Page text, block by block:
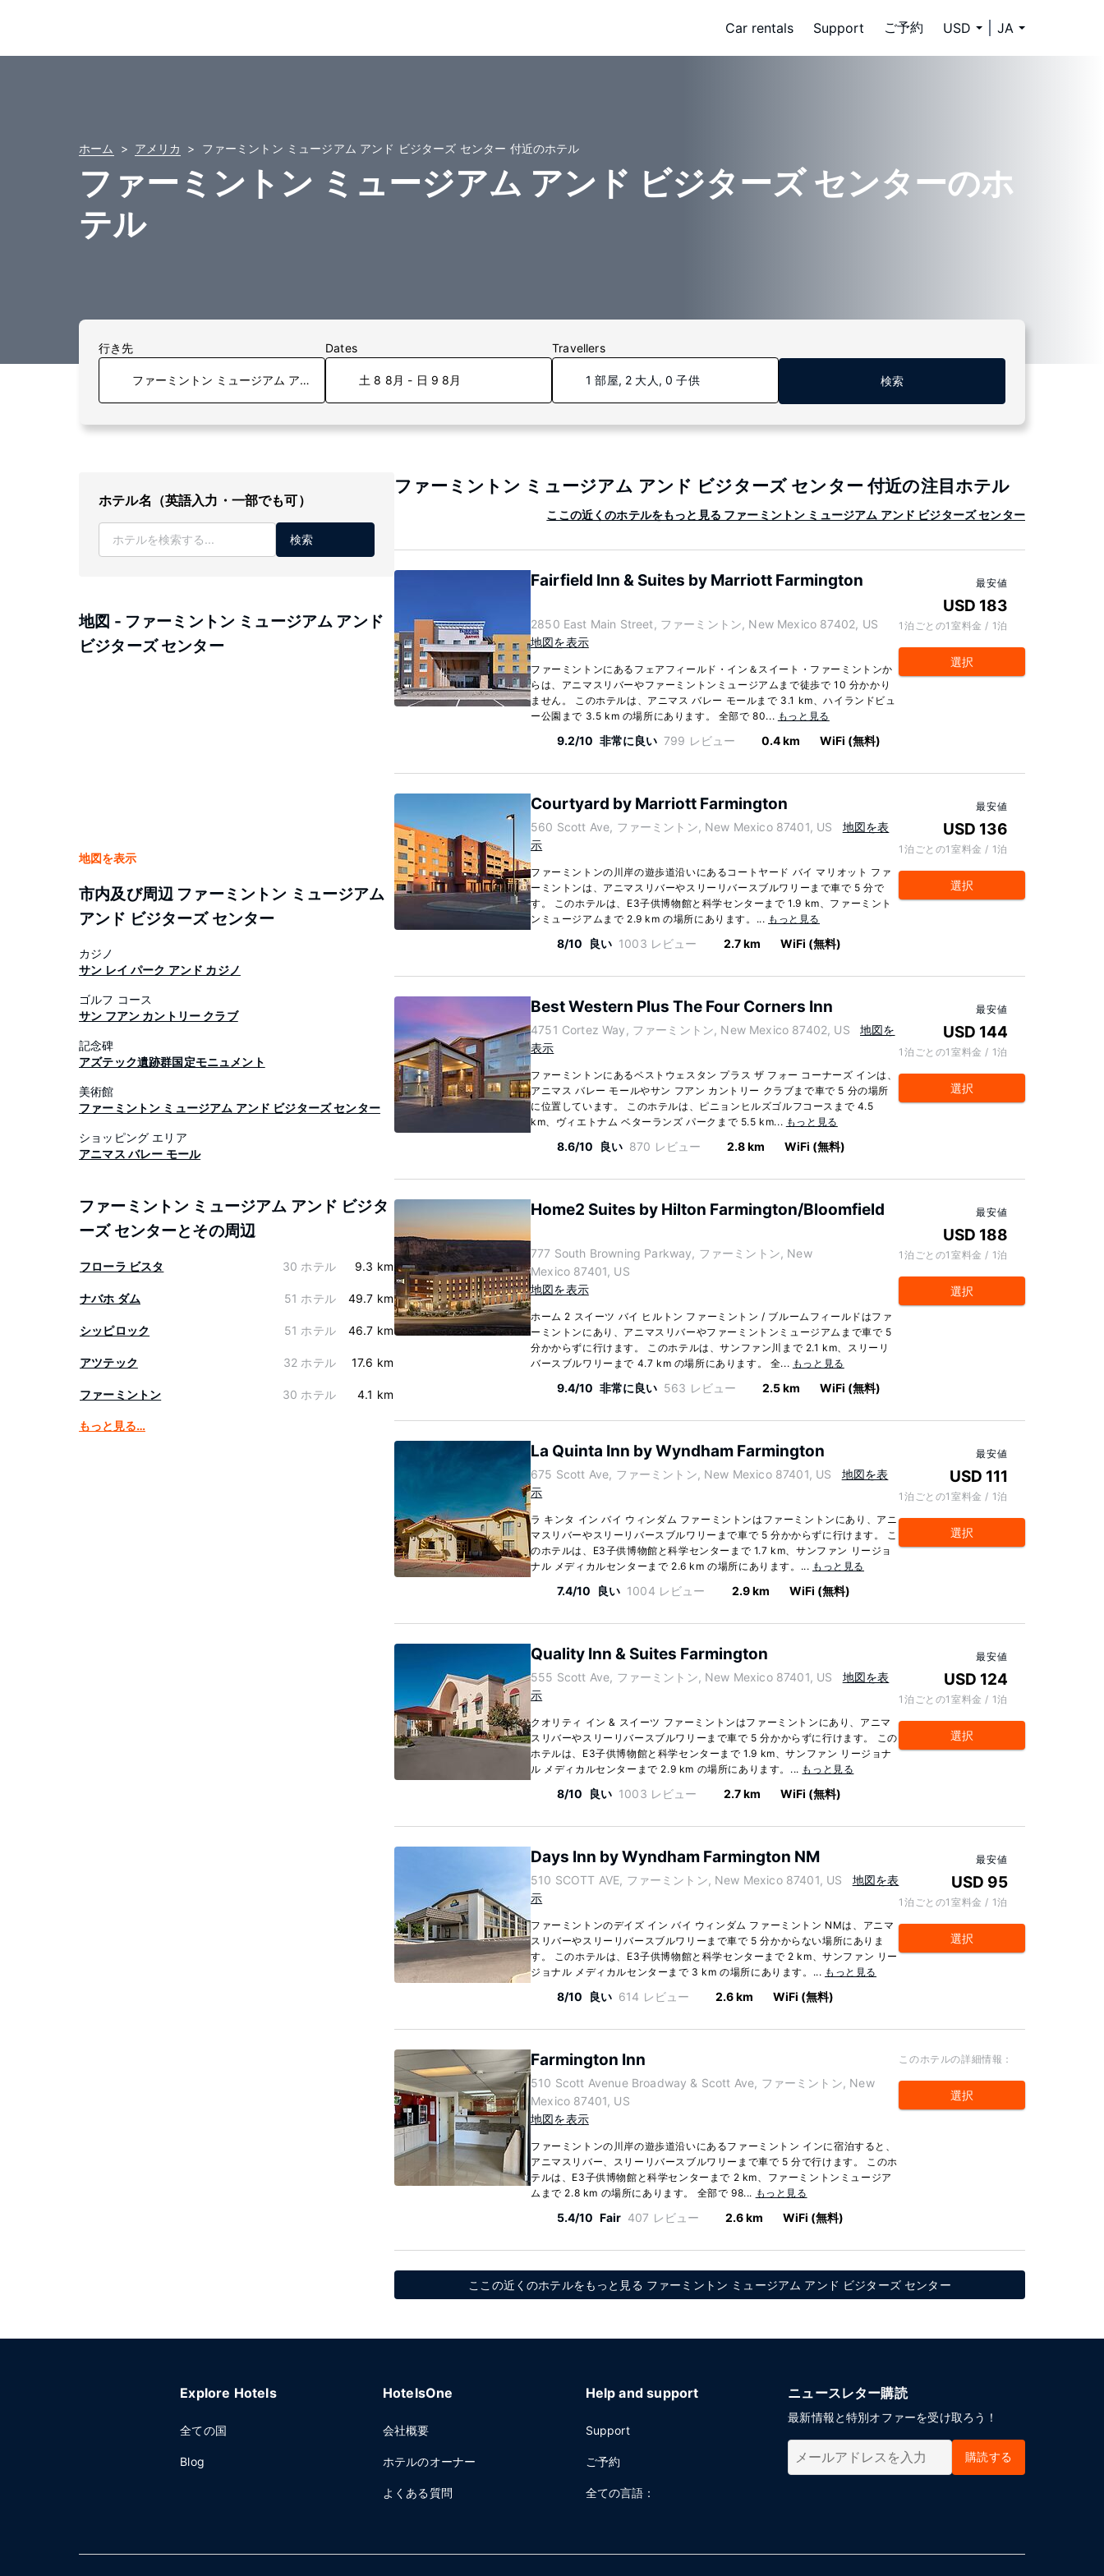
Car rentals Support ご予約 USD JA
ホーム アメリカ ファーミントン ミュージアム アンド ビジターズ センター 付近のホテル
ファーミントン ミュージアム アンド ビジターズ センターのホ
テル
行き先 Dates
土 8 8月 - 日 9 8月
Travellers
1 部屋, 2 大人, 0 子供 検索
ホテル名（英語入力・一部でも可）
検索
地図 - ファーミントン ミュージアム アンド
ビジターズ センター
地図を表示
市内及び周辺 ファーミントン ミュージアム
アンド ビジターズ センター
カジノ
サン レイ パーク アンド カジノ
ゴルフ コース
サン フアン カントリー クラブ
記念碑
アズテック遺跡群国定モニュメント
美術館
ファーミントン ミュージアム アンド ビジターズ センター
ショッピング エリア
アニマス バレー モール
ファーミントン ミュージアム アンド ビジタ
ーズ センターとその周辺
フローラ ビスタ 30 ホテル 9.3 km
ナバホ ダム 51 ホテル 49.7 km
シッピロック 51 ホテル 46.7 km
アツテック 32 ホテル 17.6 km
ファーミントン 30 ホテル 4.1 km
もっと見る…
ファーミントン ミュージアム アンド ビジターズ センター 付近の注目ホテル
ここの近くのホテルをもっと見る ファーミントン ミュージアム アンド ビジターズ センター
Fairfield Inn & Suites by Marriott Farmington
2850 East Main Street, ファーミントン, New Mexico 87402, US
地図を表示
ファーミントンにあるフェアフィールド・イン＆スイート・ファーミントンか
らは、アニマスリバーやファーミントンミュージアムまで徒歩で 10 分かかり
ません。 このホテルは、アニマス バレー モールまで 3.1 km、ハイランドビュ
ー公園まで 3.5 km の場所にあります。 全部で 80... もっと見る
9.2/10 非常に良い 799 レビュー 0.4 km WiFi (無料)
最安値
USD 183
1泊ごとの1室料金 / 1泊
選択
Courtyard by Marriott Farmington
560 Scott Ave, ファーミントン, New Mexico 87401, US
地図を表
示
ファーミントンの川岸の遊歩道沿いにあるコートヤード バイ マリオット ファ
ーミントンは、アニマスリバーやスリーリバースブルワリーまで車で 5 分で
す。 このホテルは、E3子供博物館と科学センターまで 1.9 km、ファーミント
ンミュージアムまで 2.9 km の場所にあります。... もっと見る
8/10 良い 1003 レビュー 2.7 km WiFi (無料)
最安値
USD 136
1泊ごとの1室料金 / 1泊
選択
Best Western Plus The Four Corners Inn
4751 Cortez Way, ファーミントン, New Mexico 87402, US
地図を
表示
ファーミントンにあるベストウェスタン プラス ザ フォー コーナーズ インは、
アニマス バレー モールやサン フアン カントリー クラブまで車で 5 分の場所
に位置しています。 このホテルは、ピニョンヒルズゴルフコースまで 4.5
km、ヴィエトナム ベターランズ パークまで 5.5 km... もっと見る
8.6/10 良い 870 レビュー 2.8 km WiFi (無料)
最安値
USD 144
1泊ごとの1室料金 / 1泊
選択
Home2 Suites by Hilton Farmington/Bloomfield
777 South Browning Parkway, ファーミントン, New
Mexico 87401, US
地図を表示
ホーム 2 スイーツ バイ ヒルトン ファーミントン / ブルームフィールドはファ
ーミントンにあり、アニマスリバーやファーミントンミュージアムまで車で 5
分かからずに行けます。 このホテルは、サンファン川まで 2.1 km、スリーリ
バースブルワリーまで 4.7 km の場所にあります。 全... もっと見る
9.4/10 非常に良い 563 レビュー 2.5 km WiFi (無料)
最安値
USD 188
1泊ごとの1室料金 / 1泊
選択
La Quinta Inn by Wyndham Farmington
675 Scott Ave, ファーミントン, New Mexico 87401, US
地図を表
示
ラ キンタ イン バイ ウィンダム ファーミントンはファーミントンにあり、アニ
マスリバーやスリーリバースブルワリーまで車で 5 分かからずに行けます。 こ
のホテルは、E3子供博物館と科学センターまで 1.7 km、サンファン リージョ
ナル メディカルセンターまで 2.6 km の場所にあります。... もっと見る
7.4/10 良い 1004 レビュー 2.9 km WiFi (無料)
最安値
USD 111
1泊ごとの1室料金 / 1泊
選択
Quality Inn & Suites Farmington
555 Scott Ave, ファーミントン, New Mexico 87401, US
地図を表
示
クオリティ イン & スイーツ ファーミントンはファーミントンにあり、アニマ
スリバーやスリーリバースブルワリーまで車で 5 分かからずに行けます。 この
ホテルは、E3子供博物館と科学センターまで 1.9 km、サンファン リージョナ
ル メディカルセンターまで 2.9 km の場所にあります。... もっと見る
8/10 良い 1003 レビュー 2.7 km WiFi (無料)
最安値
USD 124
1泊ごとの1室料金 / 1泊
選択
Days Inn by Wyndham Farmington NM
510 SCOTT AVE, ファーミントン, New Mexico 87401, US
地図を表
示
ファーミントンのデイズ イン バイ ウィンダム ファーミントン NMは、アニマ
スリバーやスリーリバースブルワリーまで車で 5 分かからない場所にありま
す。 このホテルは、E3子供博物館と科学センターまで 2 km、サンファン リー
ジョナル メディカルセンターまで 3 km の場所にあります。... もっと見る
8/10 良い 614 レビュー 2.6 km WiFi (無料)
最安値
USD 95
1泊ごとの1室料金 / 1泊
選択
Farmington Inn
510 Scott Avenue Broadway & Scott Ave, ファーミントン, New
Mexico 87401, US
地図を表示
ファーミントンの川岸の遊歩道沿いにあるファーミントン インに宿泊すると、
アニマスリバー、スリーリバースブルワリーまで車で 5 分で行けます。 このホ
テルは、E3子供博物館と科学センターまで 2 km、ファーミントンミュージア
ムまで 2.8 km の場所にあります。 全部で 98... もっと見る
5.4/10 Fair 407 レビュー 2.6 km WiFi (無料)
このホテルの詳細情報：
選択
ここの近くのホテルをもっと見る ファーミントン ミュージアム アンド ビジターズ センター
Explore Hotels
全ての国
Blog
HotelsOne
会社概要
ホテルのオーナー
よくある質問
Help and support
Support
ご予約
全ての言語：
ニュースレター購読
最新情報と特別オファーを受け取ろう！
購読する